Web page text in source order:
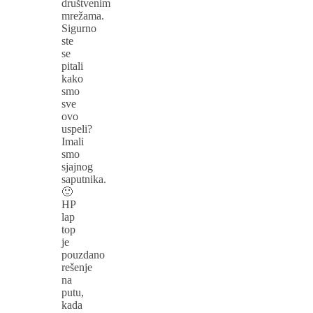
društvenim
mrežama.
Sigurno
ste
se
pitali
kako
smo
sve
ovo
uspeli?
Imali
smo
sjajnog
saputnika.
🙂
HP
lap
top
je
pouzdano
rešenje
na
putu,
kada